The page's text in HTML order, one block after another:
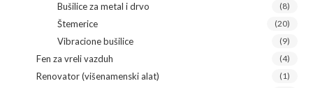
Bušilice za metal i drvo (8)
Štemerice (20)
Vibracione bušilice (9)
Fen za vreli vazduh (4)
Renovator (višenamenski alat) (1)